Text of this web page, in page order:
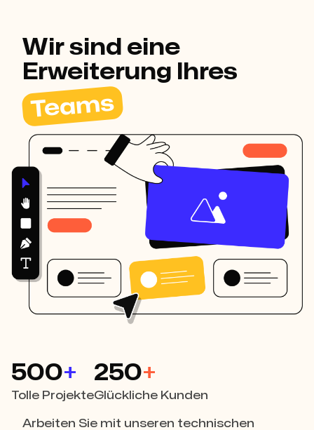
Wir sind eine
Erweiterung Ihres
Teams
500+
Tolle Projekte
250+
Glückliche Kunden
Arbeiten Sie mit unseren technischen